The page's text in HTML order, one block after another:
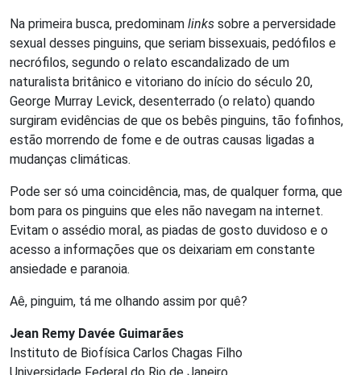
Na primeira busca, predominam links sobre a perversidade
sexual desses pinguins, que seriam bissexuais, pedófilos e
necrófilos, segundo o relato escandalizado de um
naturalista britânico e vitoriano do início do século 20,
George Murray Levick, desenterrado (o relato) quando
surgiram evidências de que os bebês pinguins, tão fofinhos,
estão morrendo de fome e de outras causas ligadas a
mudanças climáticas.
Pode ser só uma coincidência, mas, de qualquer forma, que
bom para os pinguins que eles não navegam na internet.
Evitam o assédio moral, as piadas de gosto duvidoso e o
acesso a informações que os deixariam em constante
ansiedade e paranoia.
Aê, pinguim, tá me olhando assim por quê?
Jean Remy Davée Guimarães
Instituto de Biofísica Carlos Chagas Filho